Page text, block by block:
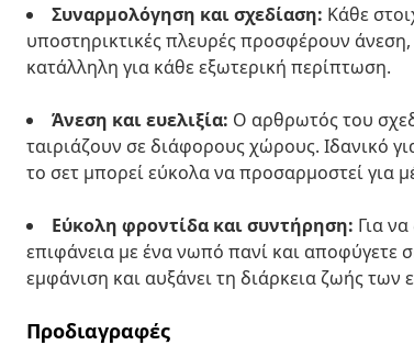
Συναρμολόγηση και σχεδίαση: Κάθε
υποστηρικτικές πλευρές προσφέρουν
κατάλληλη για κάθε εξωτερική περίπτωση.
Άνεση και ευελιξία: Ο αρθρωτός του
ταιριάζουν σε διάφορους χώρους. Ιδανικό
το σετ μπορεί εύκολα να προσαρμοστεί για
Εύκολη φροντίδα και συντήρηση: Για
επιφάνεια με ένα νωπό πανί και αποφύγετε
εμφάνιση και αυξάνει τη διάρκεια ζωής των
Προδιαγραφές